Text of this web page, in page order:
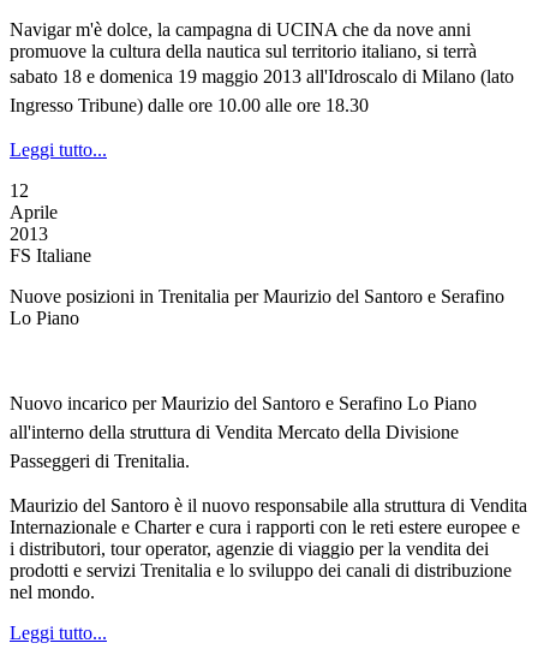
Navigar m'è dolce, la campagna di UCINA che da nove anni
promuove la cultura della nautica sul territorio italiano, si terrà
sabato 18 e domenica 19 maggio 2013 all'Idroscalo di Milano (lato
Ingresso Tribune) dalle ore 10.00 alle ore 18.30
Leggi tutto...
12
Aprile
2013
FS Italiane
Nuove posizioni in Trenitalia per Maurizio del Santoro e Serafino
Lo Piano
Nuovo incarico per Maurizio del Santoro e Serafino Lo Piano
all'interno della struttura di Vendita Mercato della Divisione
Passeggeri di Trenitalia.
Maurizio del Santoro è il nuovo responsabile alla struttura di Vendita
Internazionale e Charter e cura i rapporti con le reti estere europee e
i distributori, tour operator, agenzie di viaggio per la vendita dei
prodotti e servizi Trenitalia e lo sviluppo dei canali di distribuzione
nel mondo.
Leggi tutto...